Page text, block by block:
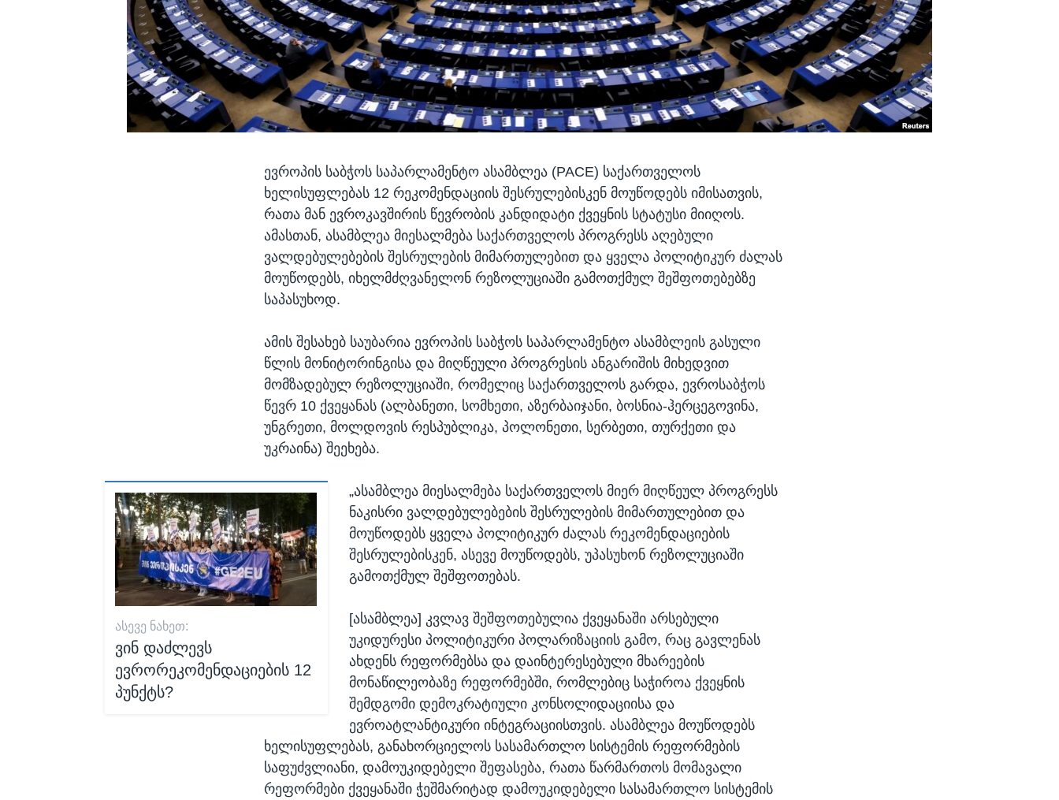
ევროპის საბჭოს საპარლამენტო ასამბლეა (PACE) საქართველოს
ხელისუფლებას 12 რეკომენდაციის შესრულებისკენ მოუწოდებს იმისათვის,
რათა მან ევროკავშირის წევრობის კანდიდატი ქვეყნის სტატუსი მიიღოს.
ამასთან, ასამბლეა მიესალმება საქართველოს პროგრესს აღებული
ვალდებულებების შესრულების მიმართულებით და ყველა პოლიტიკურ ძალას
მოუწოდებს, იხელმძღვანელონ რეზოლუციაში გამოთქმულ შეშფოთებებზე
საპასუხოდ.
ამის შესახებ საუბარია ევროპის საბჭოს საპარლამენტო ასამბლეის გასული
წლის მონიტორინგისა და მიღწეული პროგრესის ანგარიშის მიხედვით
მომზადებულ რეზოლუციაში, რომელიც საქართველოს გარდა, ევროსაბჭოს
წევრ 10 ქვეყანას (ალბანეთი, სომხეთი, აზერბაიჯანი, ბოსნია-ჰერცეგოვინა,
უნგრეთი, მოლდოვის რესპუბლიკა, პოლონეთი, სერბეთი, თურქეთი და
უკრაინა) შეეხება.
ᲐᲡᲔᲕᲔ ᲜᲐᲮᲔᲗ:
ვინ დაძლევს
ევრორეკომენდაციების 12
პუნქტს?
„ასამბლეა მიესალმება საქართველოს მიერ მიღწეულ პროგრესს
ნაკისრი ვალდებულებების შესრულების მიმართულებით და
მოუწოდებს ყველა პოლიტიკურ ძალას რეკომენდაციების
შესრულებისკენ, ასევე მოუწოდებს, უპასუხონ რეზოლუციაში
გამოთქმულ შეშფოთებას.
[ასამბლეა] კვლავ შეშფოთებულია ქვეყანაში არსებული
უკიდურესი პოლიტიკური პოლარიზაციის გამო, რაც გავლენას
ახდენს რეფორმებსა და დაინტერესებული მხარეების
მონაწილეობაზე რეფორმებში, რომლებიც საჭიროა ქვეყნის
შემდგომი დემოკრატიული კონსოლიდაციისა და
ევროატლანტიკური ინტეგრაციისთვის. ასამბლეა მოუწოდებს
ხელისუფლებას, განახორციელოს სასამართლო სისტემის რეფორმების
საფუძვლიანი, დამოუკიდებელი შეფასება, რათა წარმართოს მომავალი
რეფორმები ქვეყანაში ჭეშმარიტად დამოუკიდებელი სასამართლო სისტემის